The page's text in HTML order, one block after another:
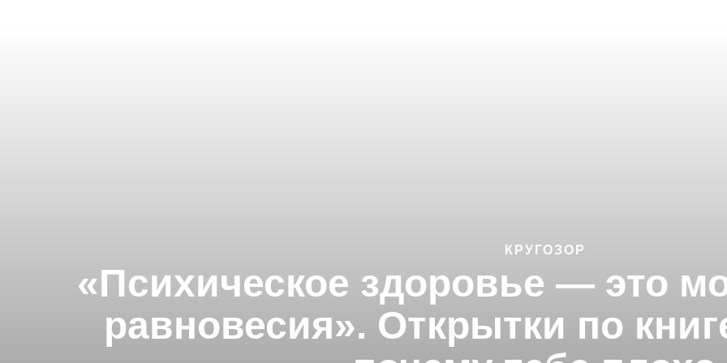
КРУГОЗОР
«Психическое здоровье — это
равновесия». Открытки по